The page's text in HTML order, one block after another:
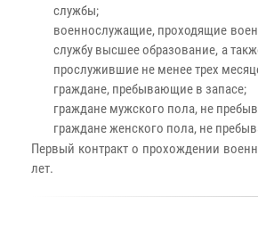
службы;
военнослужащие, проходящие
службу высшее образование, а
прослужившие не менее трех
граждане, пребывающие в запасе;
граждане мужского пола, не
граждане женского пола, не
Первый контракт о прохождении
лет.